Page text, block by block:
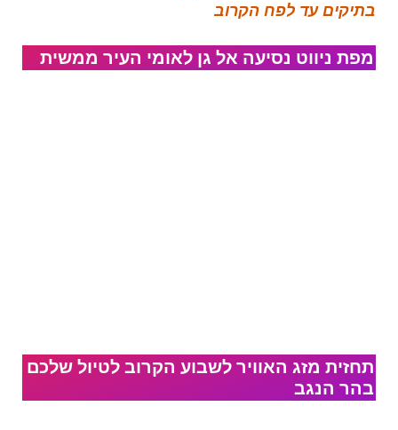
בתיקים עד לפח הקרוב
מפת ניווט נסיעה אל​ גן לאומי העיר ממשית
תחזית מזג האוויר לשבוע הקרוב לטיול שלכם
בהר הנגב